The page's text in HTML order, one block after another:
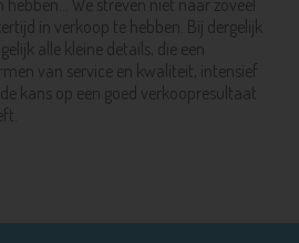
in verkoop te hebben. Bij dergelijk
alle kleine details, die een
van service en kwaliteit, intensief
kans op een goed verkoopresultaat